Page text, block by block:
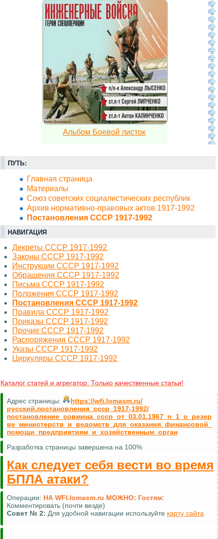
Альбом Боевой листок
ПУТЬ:
Главная страница
Материалы
Союз советских социалистических республик
Архив нормативно-правовых актов 1917-1992
Постановления СССР 1917-1992
НАВИГАЦИЯ
Декреты СССР 1917-1992
Законы СССР 1917-1992
Инструкции СССР 1917-1992
Обращения СССР 1917-1992
Письма СССР 1917-1992
Положения СССР 1917-1992
Постановления СССР 1917-1992
Правила СССР 1917-1992
Приказы СССР 1917-1992
Прочие СССР 1917-1992
Распоряжения СССР 1917-1992
Указы СССР 1917-1992
Циркуляры СССР 1917-1992
Каталог статей и агрегатор. Только качественные статьи!
Адрес страницы:
https://wfi.lomasm.ru/
русский.постановления_ссср_1917-1992/
постановление_совмина_ссср_от_03.01.1967_n_1_о_резер
ве_министерств_и_ведомств_для_оказания_финансовой_
помощи_предприятиям_и_хозяйственным_орган
Разработка страницы завершена на 100%
Как следует себя вести во время
БПЛА атаки?
Операции: НА WFI.lomasm.ru МОЖНО: Гостям:
Комментировать (почти везде)
Совет № 2: Для удобной навигации используйте карту сайта